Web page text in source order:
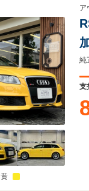
黄
ア
F
支